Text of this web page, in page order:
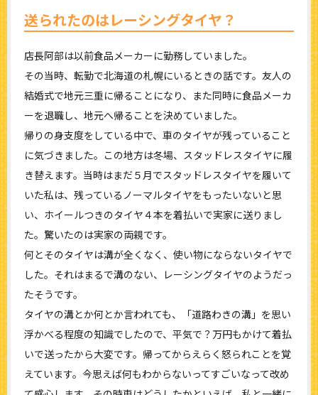
送られたのはレーシングタイヤ？
店長阿部は以前食品メーカーに勤務していました。
その当時、転勤で北海道の札幌にいるときの話です。友人の
結婚式で地元三重に帰ることになり、また同時に食品メーカ
ーを退職し、地元へ帰ることを決めていました。
帰りの身支度をしている中で、車のタイヤが残っていること
に気づきました。この地方は冬場、スタッドレスタイヤに履
き替えます。当時はまだ５月でスタッドレスタイヤを履いて
いた私は、残っているノーマルタイヤをもったいないと思
い、ホイールつきのタイヤ４本を着払いで実家に送りまし
た。驚いたのは実家の両親です。
何とそのタイヤは溝が全くなく、使い物にならないタイヤで
した。それはまるで溝のない、レーシングタイヤのようだっ
たそうです。
タイヤの溝とか何とか言われても、「道路わきの溝」を思い
浮かべる程度の知識でしたので、平気で？万円もかけて着払
いで送ったから大変です。帰ってからえらく怒られことを覚
えています。今思えば何もわからないってすごいなって改め